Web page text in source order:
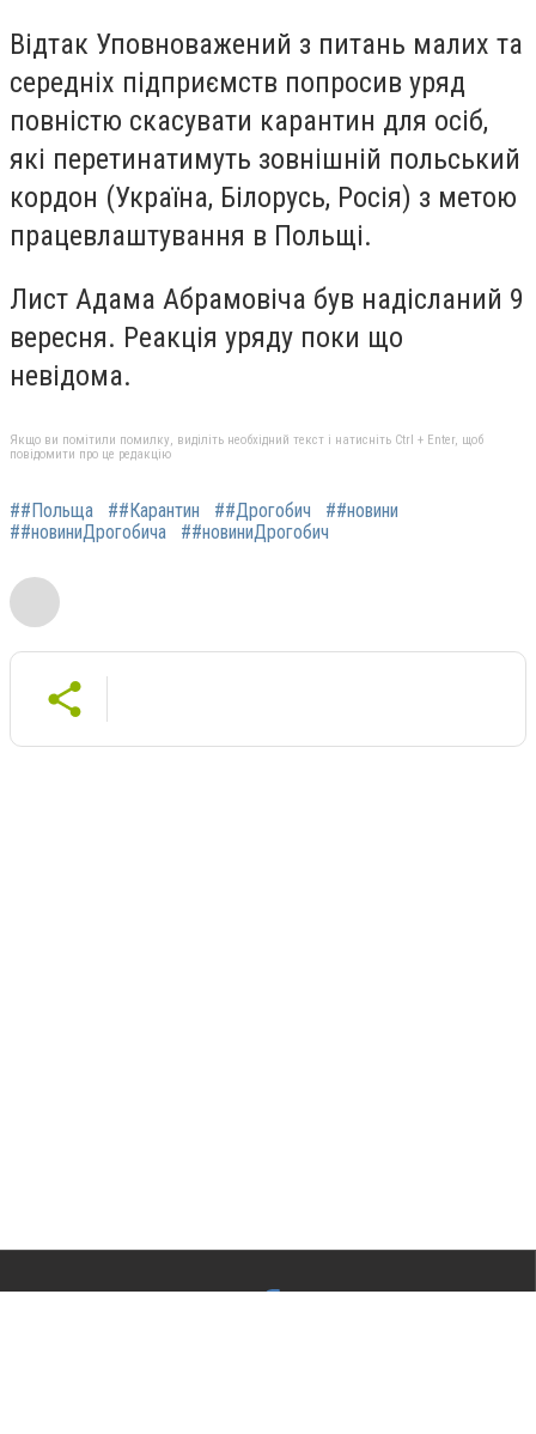
Відтак Уповноважений з питань малих та
середніх підприємств попросив уряд
повністю скасувати карантин для осіб,
які перетинатимуть зовнішній польський
кордон (Україна, Білорусь, Росія) з метою
працевлаштування в Польщі.
Лист Адама Абрамовіча був надісланий 9
вересня. Реакція уряду поки що
невідома.
Якщо ви помітили помилку, виділіть необхідний текст і натисніть Ctrl + Enter, щоб
повідомити про це редакцію
##Польща ##Карантин ##Дрогобич
##новини
##новиниДрогобича
##новиниДрогобич